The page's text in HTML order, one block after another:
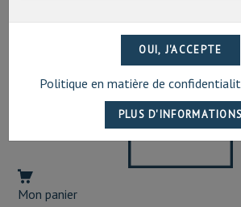
Mon panier
Politique en matière de